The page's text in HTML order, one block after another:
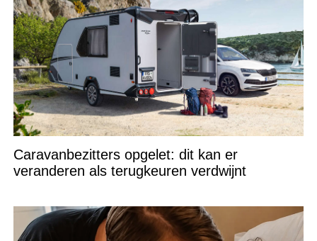
Caravanbezitters opgelet: dit kan er
veranderen als terugkeuren verdwijnt